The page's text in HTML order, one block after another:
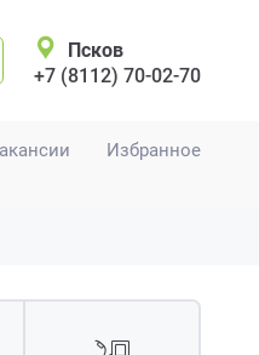
Избранное
Псков
+7 (8112) 70-02-70